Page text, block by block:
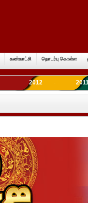
கண்காட்சி தொடர்பு கொள்ள
2012